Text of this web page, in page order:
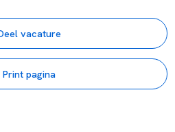
vacature
Print pagina